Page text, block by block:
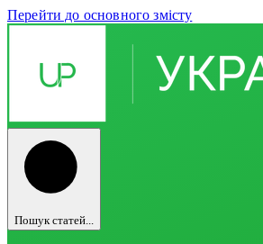
Перейти до основного змісту
Пошук статей...